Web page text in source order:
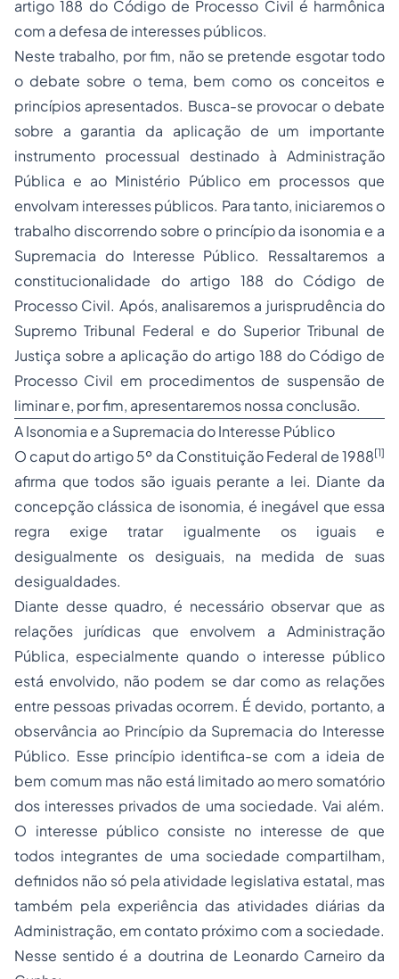
artigo 188 do Código de Processo Civil é harmônica
com a defesa de interesses públicos.
Neste trabalho, por fim, não se pretende esgotar todo
o debate sobre o tema, bem como os conceitos e
princípios apresentados. Busca-se provocar o debate
sobre a garantia da aplicação de um importante
instrumento processual destinado à Administração
Pública e ao Ministério Público em processos que
envolvam interesses públicos. Para tanto, iniciaremos o
trabalho discorrendo sobre o princípio da isonomia e a
Supremacia do Interesse Público. Ressaltaremos a
constitucionalidade do artigo 188 do Código de
Processo Civil. Após, analisaremos a jurisprudência do
Supremo Tribunal Federal e do Superior Tribunal de
Justiça sobre a aplicação do artigo 188 do Código de
Processo Civil em procedimentos de suspensão de
liminar e, por fim, apresentaremos nossa conclusão.
A Isonomia e a Supremacia do Interesse Público
O caput do artigo 5º da Constituição Federal de 1988[1]
afirma que todos são iguais perante a lei. Diante da
concepção clássica de isonomia, é inegável que essa
regra exige tratar igualmente os iguais e
desigualmente os desiguais, na medida de suas
desigualdades.
Diante desse quadro, é necessário observar que as
relações jurídicas que envolvem a Administração
Pública, especialmente quando o interesse público
está envolvido, não podem se dar como as relações
entre pessoas privadas ocorrem. É devido, portanto, a
observância ao Princípio da Supremacia do Interesse
Público. Esse princípio identifica-se com a ideia de
bem comum mas não está limitado ao mero somatório
dos interesses privados de uma sociedade. Vai além.
O interesse público consiste no interesse de que
todos integrantes de uma sociedade compartilham,
definidos não só pela atividade legislativa estatal, mas
também pela experiência das atividades diárias da
Administração, em contato próximo com a sociedade.
Nesse sentido é a doutrina de Leonardo Carneiro da